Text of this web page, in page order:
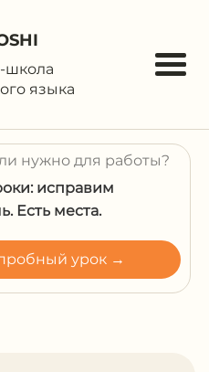
школа
языка
нужно для работы?
исправим
Есть места.
урок →